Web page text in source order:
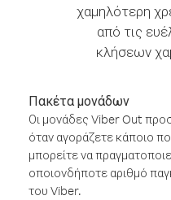
χαμηλότερη
από τις
κλήσεων
Πακέτα μονάδων
Οι μονάδες Viber Out
όταν αγοράζετε κάποιο
μπορείτε να
οποιονδήποτε αριθμό
του Viber.